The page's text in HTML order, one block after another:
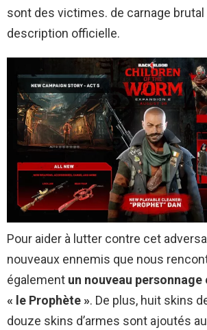
sont des victimes. de carnage brutal
description officielle.
Pour aider à lutter contre cet
nouveaux ennemis que nous
également un nouveau personnage
« le Prophète ». De plus, huit skins
douze skins d’armes sont ajoutés